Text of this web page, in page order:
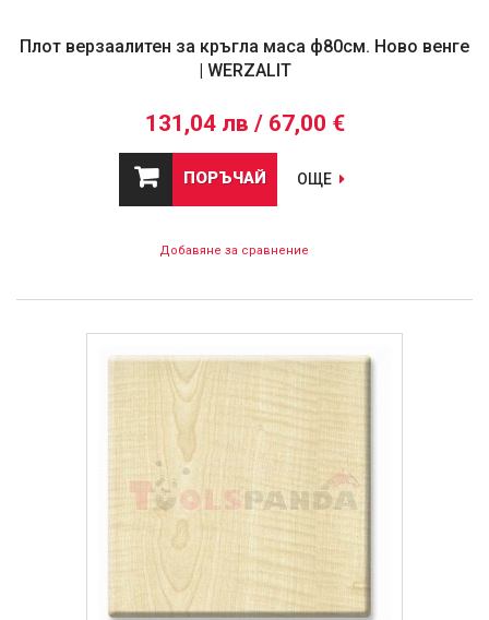
Плот верзаалитен за кръгла маса ф80см. Ново венге
| WERZALIT
131,04 лв / 67,00 €
ПОРЪЧАЙ ОЩЕ
Добавяне за сравнение